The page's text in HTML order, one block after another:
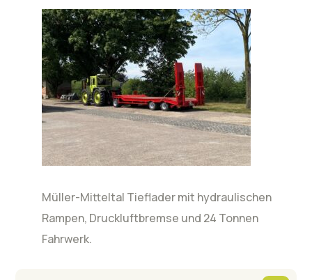
Müller-Mitteltal Tieflader mit hydraulischen
Rampen, Druckluftbremse und 24 Tonnen
Fahrwerk.